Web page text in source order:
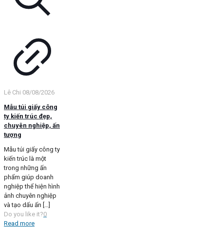
Lê Chi 08/08/2026
Mẫu túi giấy công
ty kiến trúc đẹp,
chuyên nghiệp, ấn
tượng
Mẫu túi giấy công ty
kiến trúc là một
trong những ấn
phẩm giúp doanh
nghiệp thể hiện hình
ảnh chuyên nghiệp
và tạo dấu ấn
Do you like it?0
Read more